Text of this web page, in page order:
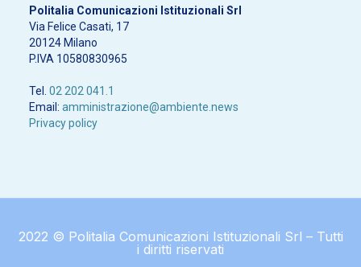
Politalia Comunicazioni Istituzionali Srl
Via Felice Casati, 17
20124 Milano
P.IVA 10580830965
Tel. 02 202 041.1
Email: amministrazione@ambiente.news
Privacy policy
2022 © Politalia Comunicazioni Istituzionali Srl – Tutti
i diritti riservati